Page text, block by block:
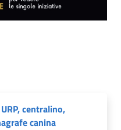
centralino,
canina